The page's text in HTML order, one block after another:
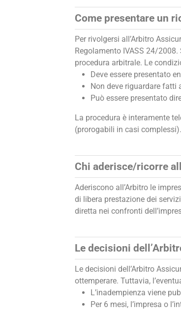
Come presentare un
Per rivolgersi all’Arbitro
Regolamento IVASS 24/
procedura arbitrale. Le
Deve essere presentato
Non deve riguardare fatti
Può essere presentato
La procedura è interamente
(prorogabili in casi complessi).
Chi aderisce/ricorre
Aderiscono all’Arbitro le
di libera prestazione dei
diretta nei confronti
Le decisioni
Le decisioni dell’Arbitro
ottemperare. Tuttavia,
L’inadempienza viene
Per 6 mesi, l’impresa o